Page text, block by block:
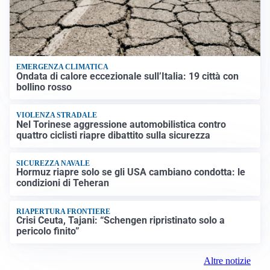
EMERGENZA CLIMATICA
Ondata di calore eccezionale sull’Italia: 19 città con
bollino rosso
VIOLENZA STRADALE
Nel Torinese aggressione automobilistica contro
quattro ciclisti riapre dibattito sulla sicurezza
SICUREZZA NAVALE
Hormuz riapre solo se gli USA cambiano condotta: le
condizioni di Teheran
RIAPERTURA FRONTIERE
Crisi Ceuta, Tajani: “Schengen ripristinato solo a
pericolo finito”
Altre notizie